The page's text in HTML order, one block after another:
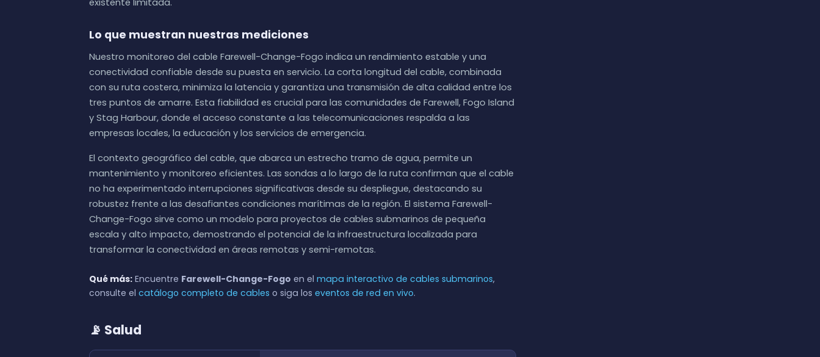
Lo que muestran nuestras mediciones
Nuestro monitoreo del cable Farewell-Change-Fogo indica un rendimiento estable y una
conectividad confiable desde su puesta en servicio. La corta longitud del cable, combinada
con su ruta costera, minimiza la latencia y garantiza una transmisión de alta calidad entre los
tres puntos de amarre. Esta fiabilidad es crucial para las comunidades de Farewell, Fogo Island
y Stag Harbour, donde el acceso constante a las telecomunicaciones respalda a las
empresas locales, la educación y los servicios de emergencia.
El contexto geográfico del cable, que abarca un estrecho tramo de agua, permite un
mantenimiento y monitoreo eficientes. Las sondas a lo largo de la ruta confirman que el cable
no ha experimentado interrupciones significativas desde su despliegue, destacando su
robustez frente a las desafiantes condiciones marítimas de la región. El sistema Farewell-
Change-Fogo sirve como un modelo para proyectos de cables submarinos de pequeña
escala y alto impacto, demostrando el potencial de la infraestructura localizada para
transformar la conectividad en áreas remotas y semi-remotas.
Qué más: Encuentre Farewell-Change-Fogo en el mapa interactivo de cables submarinos,
consulte el catálogo completo de cables o siga los eventos de red en vivo.
📡 Salud